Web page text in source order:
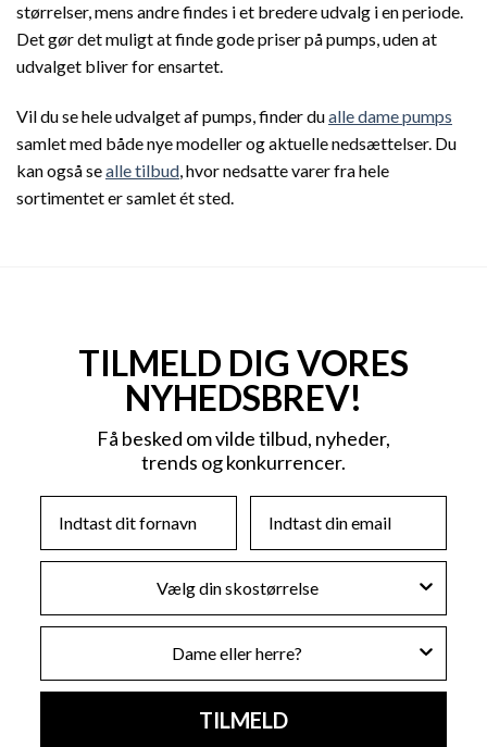
størrelser, mens andre findes i et bredere udvalg i en periode.
Det gør det muligt at finde gode priser på pumps, uden at
udvalget bliver for ensartet.
Vil du se hele udvalget af pumps, finder dualle dame pumps
samlet med både nye modeller og aktuelle nedsættelser. Du
kan også sealle tilbud, hvor nedsatte varer fra hele
sortimentet er samlet ét sted.
TILMELD DIG VORES
NYHEDSBREV!
Få besked om vilde tilbud, nyheder,
trends og konkurrencer.
TILMELD